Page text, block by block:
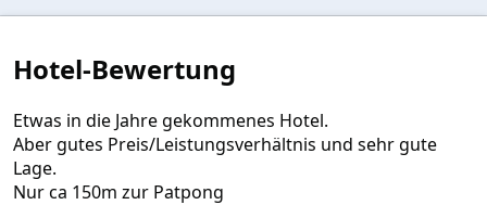
e
n
(
)
Hotel-Bewertung
Etwas in die Jahre gekommenes Hotel.
Aber gutes Preis/Leistungsverhältnis und sehr gute
Lage.
Nur ca 150m zur Patpong